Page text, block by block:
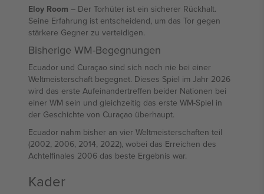
Eloy Room – Der Torhüter ist ein sicherer Rückhalt.
Seine Erfahrung ist entscheidend, um das Tor gegen
stärkere Gegner zu verteidigen.
Bisherige WM-Begegnungen
Ecuador und Curaçao sind sich noch nie bei einer
Weltmeisterschaft begegnet. Dieses Spiel im Jahr 2026
wird das erste Aufeinandertreffen beider Nationen bei
einer WM sein und gleichzeitig das erste WM-Spiel in
der Geschichte von Curaçao überhaupt.
Ecuador nahm bisher an vier Weltmeisterschaften teil
(2002, 2006, 2014, 2022), wobei das Erreichen des
Achtelfinales 2006 das beste Ergebnis war.
Kader